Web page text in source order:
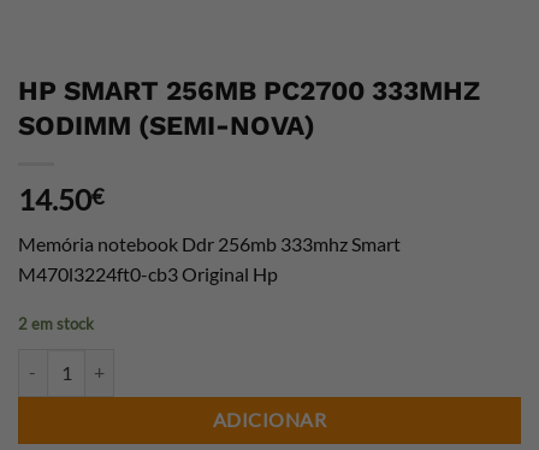
HP SMART 256MB PC2700 333MHZ
SODIMM (SEMI-NOVA)
14.50€
Memória notebook Ddr 256mb 333mhz Smart
M470l3224ft0-cb3 Original Hp
2 em stock
ADICIONAR